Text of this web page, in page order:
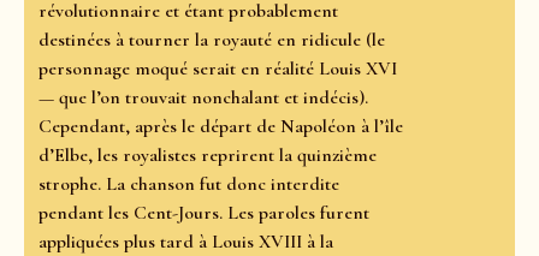
révolutionnaire et étant probablement
destinées à tourner la royauté en ridicule (le
personnage moqué serait en réalité Louis XVI
— que l’on trouvait nonchalant et indécis).
Cependant, après le départ de Napoléon à l’île
d’Elbe, les royalistes reprirent la quinzième
strophe. La chanson fut donc interdite
pendant les Cent-Jours. Les paroles furent
appliquées plus tard à Louis XVIII à la